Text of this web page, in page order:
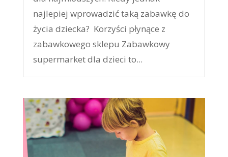
najlepiej wprowadzić taką zabawkę do
życia dziecka? Korzyści płynące z
zabawkowego sklepu Zabawkowy
supermarket dla dzieci to...